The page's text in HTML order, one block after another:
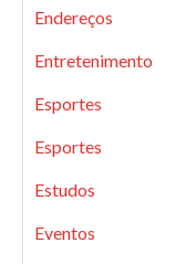
Endereços
Entretenimento
Esportes
Esportes
Estudos
Eventos